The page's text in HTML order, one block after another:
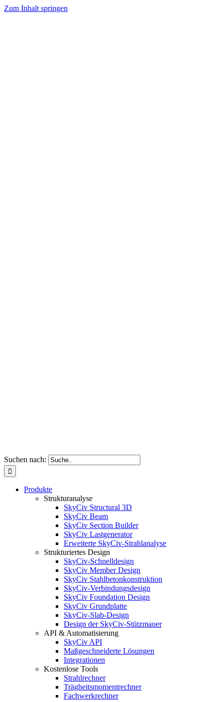
Zum Inhalt springen
Suchen nach:
Produkte
Strukturanalyse
SkyCiv Structural 3D
SkyCiv Beam
SkyCiv Section Builder
SkyCiv Lastgenerator
Erweiterte SkyCiv-Strahlanalyse
Strukturiertes Design
SkyCiv-Schnelldesign
SkyCiv Member Design
SkyCiv Stahlbetonkonstruktion
SkyCiv-Verbindungsdesign
SkyCiv Foundation Design
SkyCiv Grundplatte
SkyCiv-Slab-Design
Design der SkyCiv-Stützmauer
API & Automatisierung
SkyCiv API
Maßgeschneiderte Lösungen
Integrationen
Kostenlose Tools
Strahlrechner
Trägheitsmomentrechner
Fachwerkrechner